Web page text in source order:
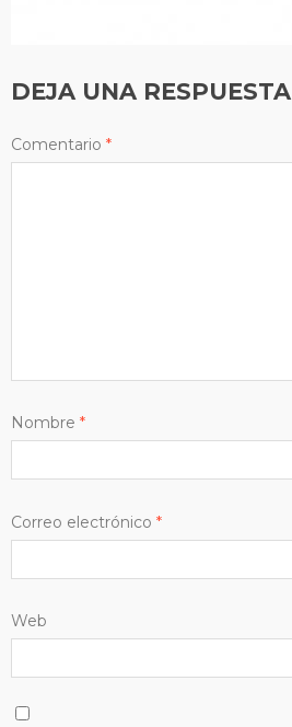
DEJA UNA RESPUESTA
Comentario *
Nombre *
Correo electrónico *
Web